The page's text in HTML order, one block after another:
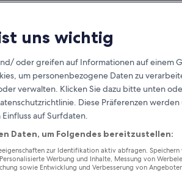
uns wichtig
oder greifen auf Informationen auf einem
um personenbezogene Daten zu
verwalten. Klicken Sie dazu bitte unten
Diese Präferenzen werden
auf Surfdaten.
Daten, um Folgendes bereitzustellen:
zur Identifikation aktiv abfragen.
Werbung und Inhalte, Messung von
sowie Entwicklung und Verbesserung von